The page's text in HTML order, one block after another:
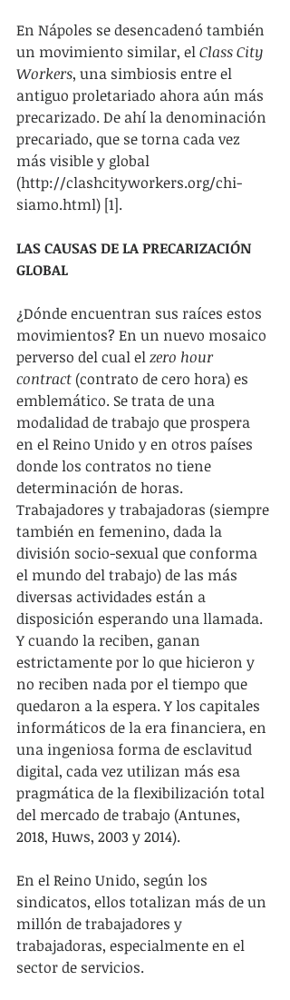
En Nápoles se desencadenó también
un movimiento similar, el Class City
Workers, una simbiosis entre el
antiguo proletariado ahora aún más
precarizado. De ahí la denominación
precariado, que se torna cada vez
más visible y global
(http://clashcityworkers.org/chi-
siamo.html) [1].
LAS CAUSAS DE LA PRECARIZACIÓN
GLOBAL
¿Dónde encuentran sus raíces estos
movimientos? En un nuevo mosaico
perverso del cual el zero hour
contract (contrato de cero hora) es
emblemático. Se trata de una
modalidad de trabajo que prospera
en el Reino Unido y en otros países
donde los contratos no tiene
determinación de horas.
Trabajadores y trabajadoras (siempre
también en femenino, dada la
división socio-sexual que conforma
el mundo del trabajo) de las más
diversas actividades están a
disposición esperando una llamada.
Y cuando la reciben, ganan
estrictamente por lo que hicieron y
no reciben nada por el tiempo que
quedaron a la espera. Y los capitales
informáticos de la era financiera, en
una ingeniosa forma de esclavitud
digital, cada vez utilizan más esa
pragmática de la flexibilización total
del mercado de trabajo (Antunes,
2018, Huws, 2003 y 2014).
En el Reino Unido, según los
sindicatos, ellos totalizan más de un
millón de trabajadores y
trabajadoras, especialmente en el
sector de servicios.